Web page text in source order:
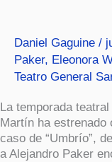
Daniel Gaguine /
Paker, Eleonora
Teatro General
La temporada
Martín ha estrenado
caso de “Umbrío”,
a Alejandro Paker
carrera”